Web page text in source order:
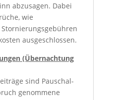
abzusagen. Dabei
wie
ausgeschlossen.
(Übernachtung
sind Pauschal-
genommene